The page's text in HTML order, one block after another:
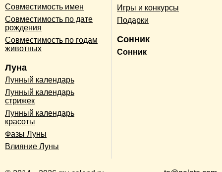
Совместимость имен
Совместимость по дате
рождения
Совместимость по годам
животных
Луна
Лунный календарь
Лунный календарь
стрижек
Лунный календарь
красоты
Фазы Луны
Влияние Луны
Игры и конкурсы
Подарки
Сонник
Сонник